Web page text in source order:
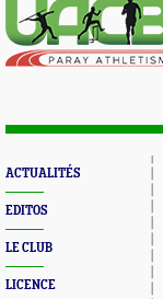
ACTUALITÉS
EDITOS
LE CLUB
LICENCE